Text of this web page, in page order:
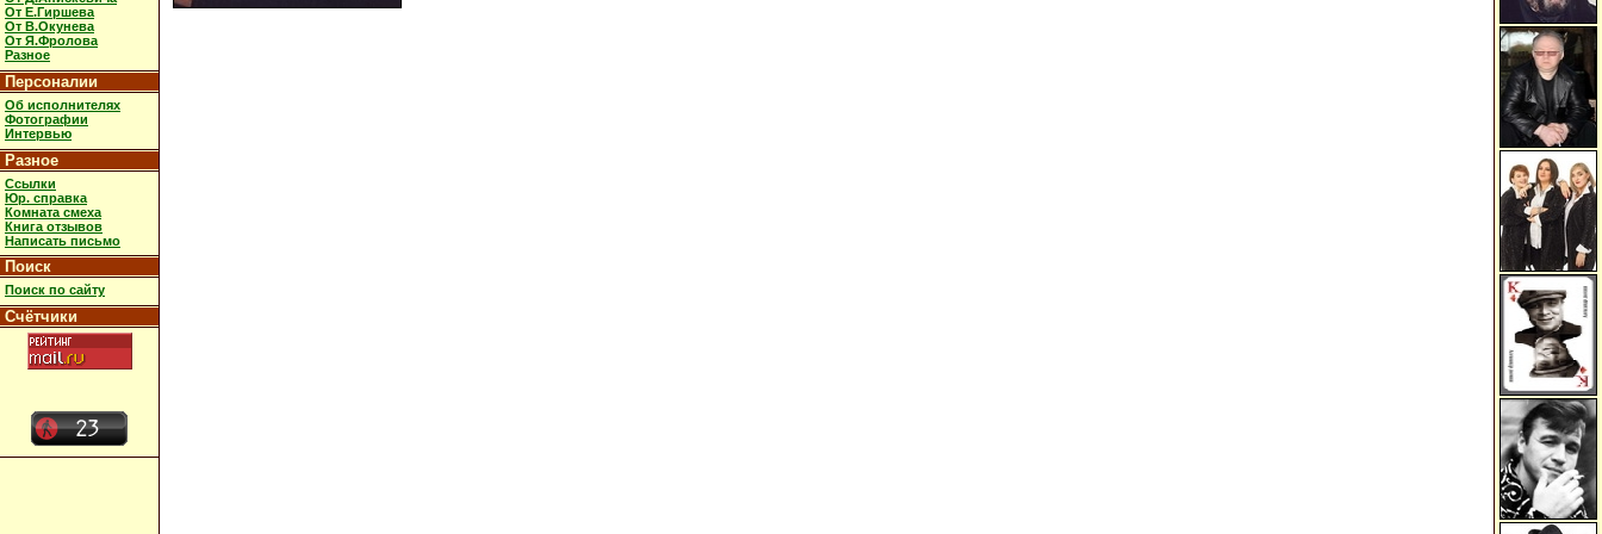
От Е.Гиршева
От В.Окунева
От Я.Фролова
Разное
Персоналии
Об исполнителях
Фотографии
Интервью
Разное
Ссылки
Юр. справка
Комната смеха
Книга отзывов
Написать письмо
Поиск
Поиск по сайту
Счётчики